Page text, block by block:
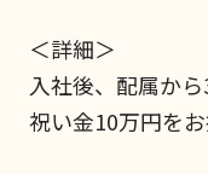
＜詳細＞
入社後、配属か
祝い金10万円をお